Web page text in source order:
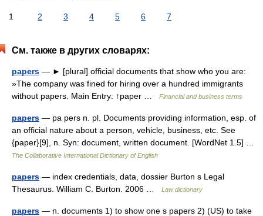
1 2 3 4 5 6 7
См. также в других словарях:
papers — ► [plural] official documents that show who you are:
»The company was fined for hiring over a hundred immigrants
without papers. Main Entry: ↑paper …
Financial and business terms
papers — pa pers n. pl. Documents providing information, esp. of
an official nature about a person, vehicle, business, etc. See
{paper}[9], n. Syn: document, written document. [WordNet 1.5] …
The Collaborative International Dictionary of English
papers — index credentials, data, dossier Burton s Legal
Thesaurus. William C. Burton. 2006 …
Law dictionary
papers — n. documents 1) to show one s papers 2) (US) to take